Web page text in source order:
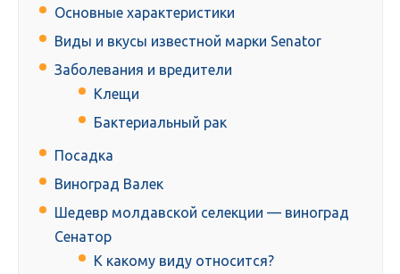
Основные характеристики
Виды и вкусы известной марки Senator
Заболевания и вредители
Клещи
Бактериальный рак
Посадка
Виноград Валек
Шедевр молдавской селекции — виноград
Сенатор
К какому виду относится?